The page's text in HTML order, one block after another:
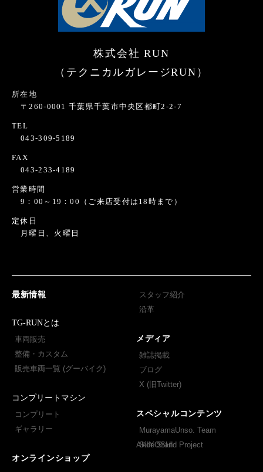
株式会社 RUN
（テクニカルガレージRUN）
所在地
〒260-0001 千葉県千葉市中央区都町2-2-7
TEL
043-309-5189
FAX
043-233-4189
営業時間
9：00～19：00（ご来店受付は18時まで）
定休日
月曜日、火曜日
最新情報
TG-RUNとは
車両販売
整備・カスタム
販売車両一覧 (グーバイク)
コンプリートマシン
コンプリート
ギャラリー
オンラインショップ
スタッフ紹介
沿革
メディア
雑誌掲載
ブログ
X (旧Twitter)
スペシャルコンテンツ
MurayamaUnso. Team
AKIYOSHI
Side Stand Project